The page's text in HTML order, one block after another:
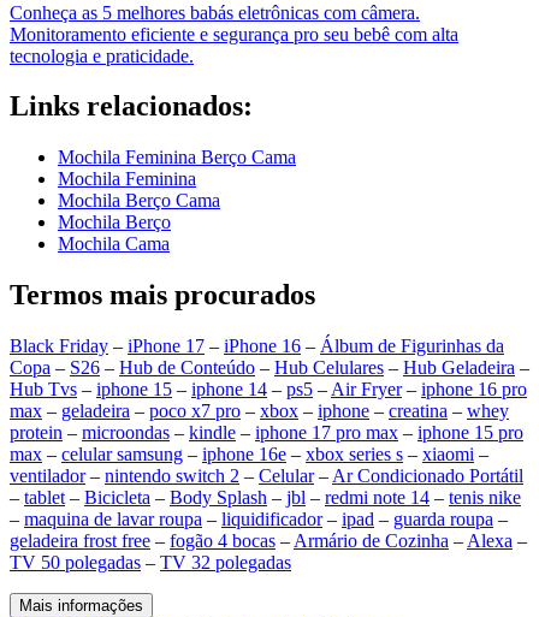
Conheça as 5 melhores babás eletrônicas com câmera.
Monitoramento eficiente e segurança pro seu bebê com alta
tecnologia e praticidade.
Links relacionados:
Mochila Feminina Berço Cama
Mochila Feminina
Mochila Berço Cama
Mochila Berço
Mochila Cama
Termos mais procurados
Black Friday – iPhone 17 – iPhone 16 – Álbum de Figurinhas da
Copa – S26 – Hub de Conteúdo – Hub Celulares – Hub Geladeira –
Hub Tvs – iphone 15 – iphone 14 – ps5 – Air Fryer– iphone 16 pro
max – geladeira – poco x7 pro – xbox – iphone – creatina – whey
protein – microondas – kindle – iphone 17 pro max – iphone 15 pro
max – celular samsung – iphone 16e – xbox series s – xiaomi –
ventilador– nintendo switch 2 – Celular– Ar Condicionado Portátil
– tablet – Bicicleta – Body Splash – jbl – redmi note 14 – tenis nike
– maquina de lavar roupa – liquidificador– ipad – guarda roupa –
geladeira frost free – fogão 4 bocas – Armário de Cozinha – Alexa –
TV 50 polegadas – TV 32 polegadas
Mais informações